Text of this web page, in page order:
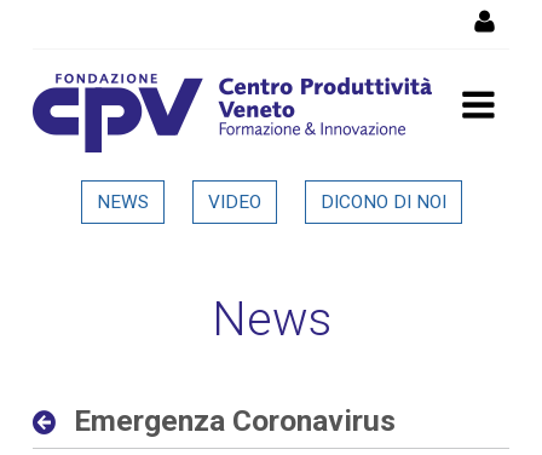
Emergenza Coronavirus -
NEWS VIDEO DICONO DI NOI
News
Emergenza Coronavirus